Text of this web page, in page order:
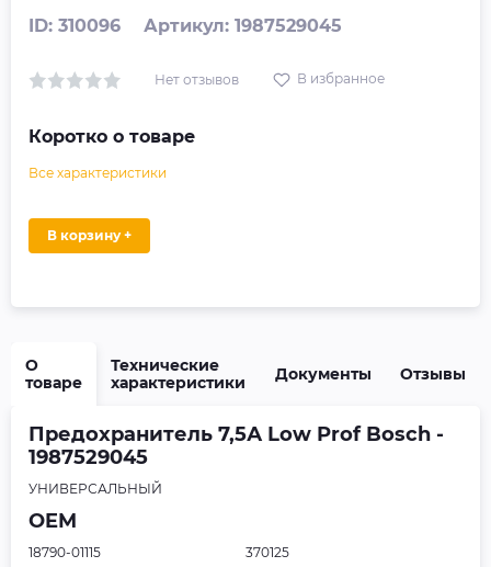
ID: 310096 Артикул: 1987529045
Нет отзывов В избранное
Коротко о товаре
Все характеристики
В корзину +
О
товаре
Технические
характеристики
Документы Отзывы
Предохранитель 7,5А Low Prof Bosch -
1987529045
УНИВЕРСАЛЬНЫЙ
OEM
18790-01115
370125